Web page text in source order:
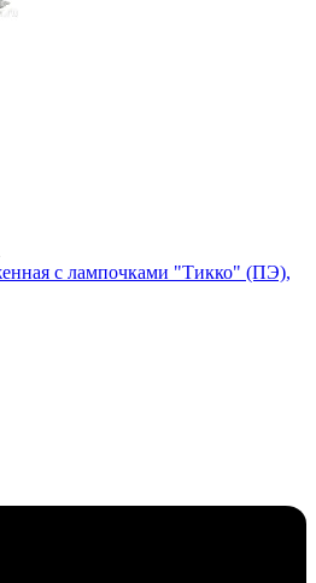
с лампочками "Тикко" (ПЭ),